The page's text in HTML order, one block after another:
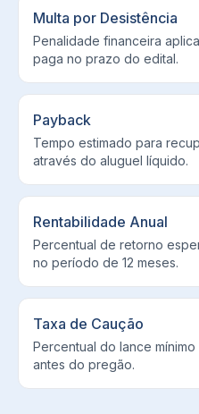
Multa por Desistência
Penalidade financeira
paga no prazo do edital.
Payback
Tempo estimado para
através do aluguel líquido.
Rentabilidade Anual
Percentual de retorno
no período de 12 meses.
Taxa de Caução
Percentual do lance
antes do pregão.